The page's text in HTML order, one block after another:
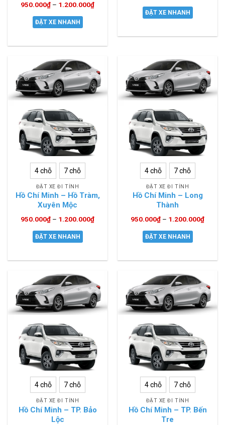
950.000₫ – 1.200.000₫
ĐẶT XE NHANH
ĐẶT XE NHANH
4 chỗ 7 chỗ
ĐẶT XE ĐI TỈNH
Hồ Chí Minh – Hồ Tràm,
Xuyên Mộc
950.000₫ – 1.200.000₫
ĐẶT XE NHANH
4 chỗ 7 chỗ
ĐẶT XE ĐI TỈNH
Hồ Chí Minh – Long
Thành
950.000₫ – 1.200.000₫
ĐẶT XE NHANH
4 chỗ 7 chỗ
ĐẶT XE ĐI TỈNH
Hồ Chí Minh – TP. Bảo
Lộc
4 chỗ 7 chỗ
ĐẶT XE ĐI TỈNH
Hồ Chí Minh – TP. Bến
Tre